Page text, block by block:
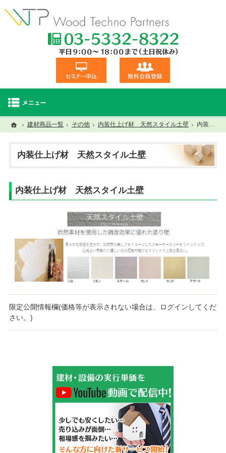
内装仕上げ材 天然スタイル土壁
内装仕上げ材 天然スタイル土壁
限定公開情報欄(価格等が表示されない場合は、ログインしてくだ
さい。)
TEL:03-
セミナー申込
ホーム セミナー・研修一覧建材商品一覧視察交流会
ホーム
建材商品一覧 その他 内装仕上げ材 天然スタイル土壁 内装仕上げ材 天然スタイル土壁